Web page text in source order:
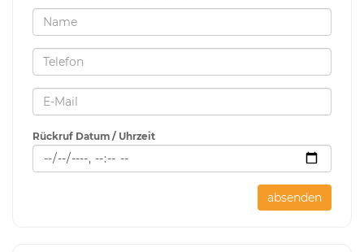
Rückruf Datum / Uhrzeit
absenden